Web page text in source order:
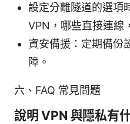
設定分離隧道的選項
VPN，哪些直接連線
資安備援：定期備份
障。
六、FAQ 常見問題
說明 VPN 與隱私有